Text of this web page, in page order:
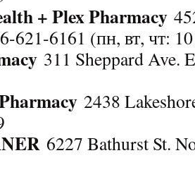
+ Plex Pharmacy
621-6161 (пн, вт, чт:
311 Sheppard Ave.
2438
6227 Bathurst St.